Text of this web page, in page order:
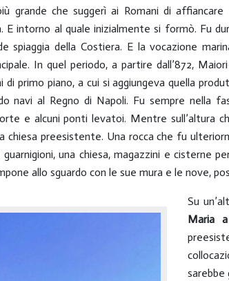
grande che suggerì ai Romani di affiancare
intorno al quale inizialmente si formò. Fu
spiaggia della Costiera. E la vocazione
In quel periodo, a partire dall’872,
primo piano, a cui si aggiungeva quella
navi al Regno di Napoli. Fu sempre nella
e alcuni ponti levatoi. Mentre sull’altura
chiesa preesistente. Una rocca che fu
una chiesa, magazzini e cisterne
allo sguardo con le sue mura e le nove,
Su
Maria
sarebbe